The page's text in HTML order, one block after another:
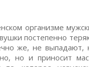
организме
постепенно
же, не выпадают,
но и приносит